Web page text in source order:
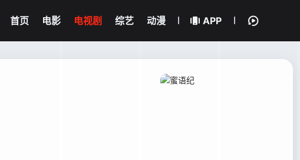
首页 电影 电视剧 综艺 动漫 APP